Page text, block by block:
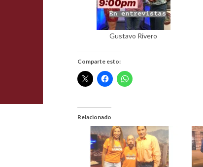
Gustavo Rivero
Comparte esto:
Relacionado